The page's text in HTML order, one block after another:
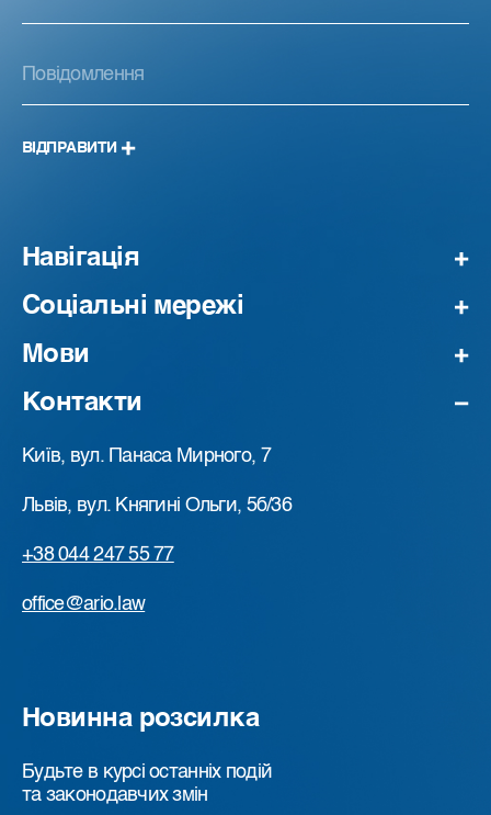
ВІДПРАВИТИ
Навігація
Соціальні мережі
Мови
Контакти
Київ, вул. Панаса Мирного, 7
Львів, вул. Княгині Ольги, 5б/36
+38 044 247 55 77
office@ario.law
Новинна розсилка
Будьте в курсі останніх подій
та законодавчих змін